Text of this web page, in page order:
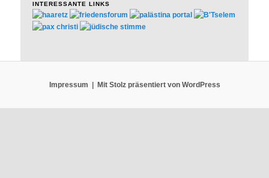
INTERESSANTE LINKS
Impressum Mit Stolz präsentiert von WordPress